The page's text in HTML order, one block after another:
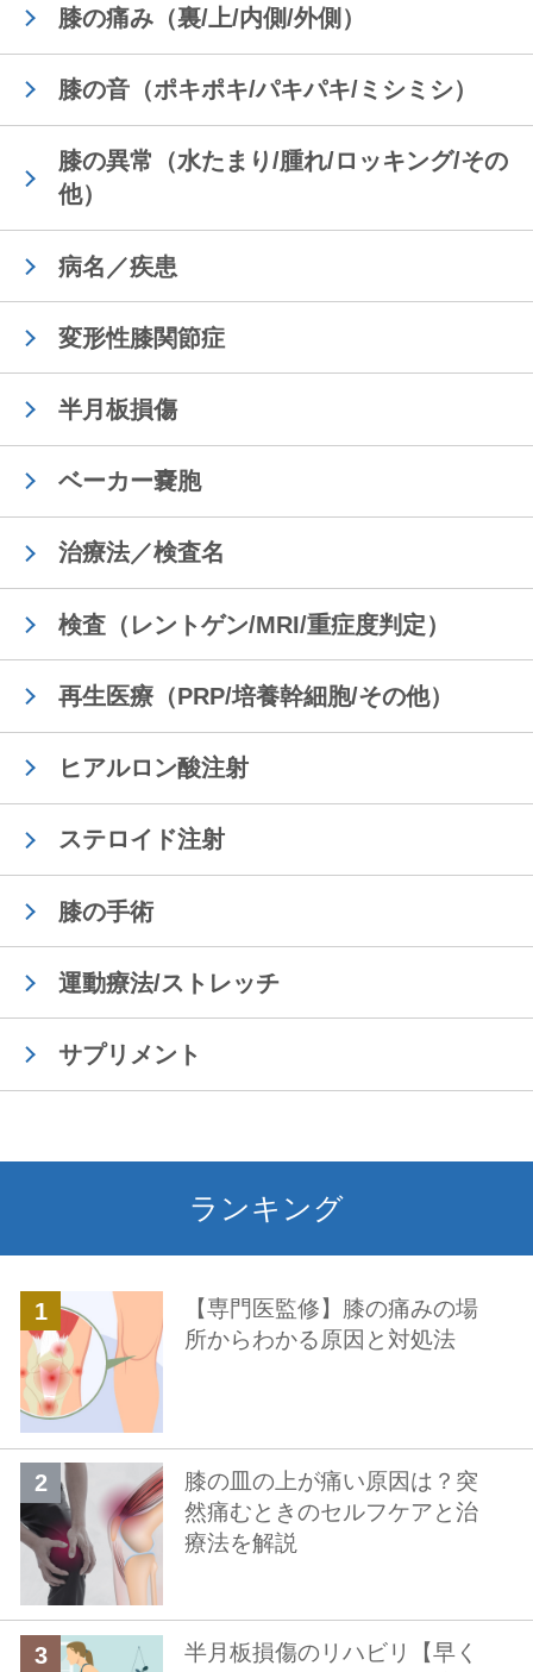
膝の痛み（裏/上/内側/外側）
膝の音（ポキポキ/パキパキ/ミシミシ）
膝の異常（水たまり/腫れ/ロッキング/その
他）
病名／疾患
変形性膝関節症
半月板損傷
ベーカー嚢胞
治療法／検査名
検査（レントゲン/MRI/重症度判定）
再生医療（PRP/培養幹細胞/その他）
ヒアルロン酸注射
ステロイド注射
膝の手術
運動療法/ストレッチ
サプリメント
ランキング
【専門医監修】膝の痛みの場
所からわかる原因と対処法
膝の皿の上が痛い原因は？突
然痛むときのセルフケアと治
療法を解説
半月板損傷のリハビリ【早く